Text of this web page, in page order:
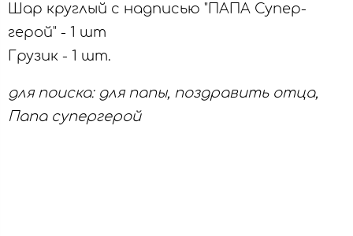
Шар круглый с надписью "ПАПА Супер-
герой" - 1 шт
Грузик - 1 шт.
для поиска: для папы, поздравить отца,
Папа супергерой